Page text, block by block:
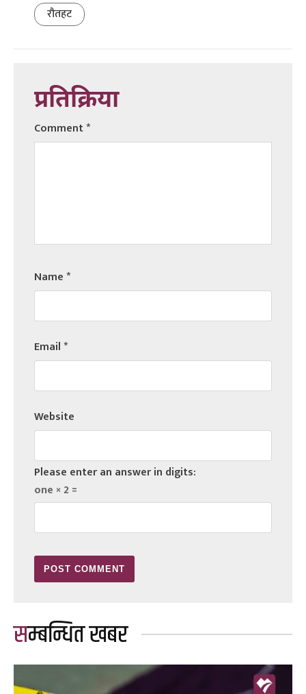
रौतहट
प्रतिक्रिया
Comment*
Name*
Email*
Website
Please enter an answer in digits:
one × 2 =
सम्बन्धित खबर